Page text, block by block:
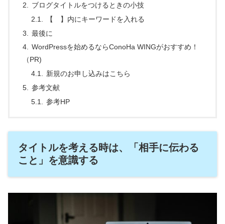
ブログタイトルをつけるときの小技
【 】内にキーワードを入れる
最後に
WordPressを始めるならConoHa WINGがおすすめ！
（PR)
新規のお申し込みはこちら
参考文献
参考HP
タイトルを考える時は、「相手に伝わる
こと」を意識する